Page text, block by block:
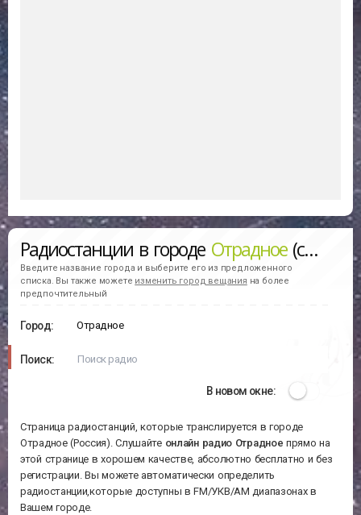
Радиостанции в городе Отрадное(слушать онлайн)
Введите название города и выберите его из предложенного
списка. Вы также можете изменить город вещания на более
предпочтительный
Город:
Поиск:
В новом окне:
Страница радиостанций, которые транслируется в городе
Отрадное (Россия). Слушайте онлайн радио Отрадноепрямо на
этой странице в хорошем качестве, абсолютно бесплатно и без
регистрации. Вы можете автоматически определить
радиостанции,которые доступны в FM/УКВ/АМ диапазонах в
Вашем городе.